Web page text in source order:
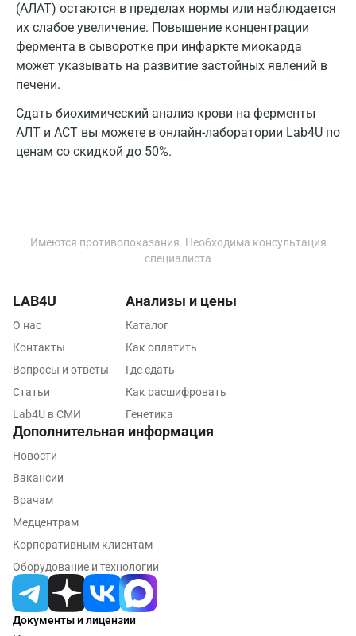
(АЛАТ) остаются в пределах нормы или наблюдается
их слабое увеличение. Повышение концентрации
фермента в сыворотке при инфаркте миокарда
может указывать на развитие застойных явлений в
печени.
Сдать биохимический анализ крови на ферменты
АЛТ и АСТ вы можете в онлайн-лаборатории Lab4U по
ценам со скидкой до 50%.
Омск
Орел
Оренбург
Орехово-Зуево
Павловский посад
Петрозаводск
Псков
Пушкино
Раменское
Реутов
Рыбинск
Рязань
Самара
Саратов
Имеются противопоказания. Необходима консультация
специалиста
Документы и лицензии
LAB4U
О нас
Контакты
Вопросы и ответы
Статьи
Lab4U в СМИ
Анализы и цены
Каталог
Как оплатить
Где сдать
Как расшифровать
Генетика
Дополнительная информация
Новости
Вакансии
Врачам
Медцентрам
Корпоративным клиентам
Оборудование и технологии